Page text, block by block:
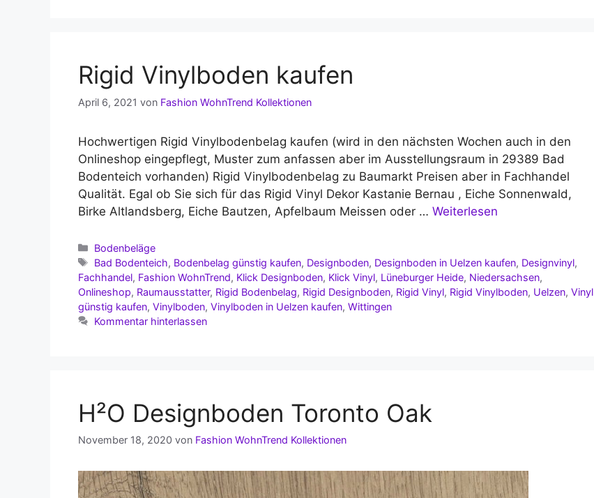
Rigid Vinylboden kaufen
April 6, 2021 von Fashion WohnTrend Kollektionen
Hochwertigen Rigid Vinylbodenbelag kaufen (wird in den nächsten Wochen auch in den
Onlineshop eingepflegt, Muster zum anfassen aber im Ausstellungsraum in 29389 Bad
Bodenteich vorhanden) Rigid Vinylbodenbelag zu Baumarkt Preisen aber in Fachhandel
Qualität. Egal ob Sie sich für das Rigid Vinyl Dekor Kastanie Bernau , Eiche Sonnenwald,
Birke Altlandsberg, Eiche Bautzen, Apfelbaum Meissen oder … Weiterlesen
Kategorien
Bodenbeläge
Schlagwörter
Bad Bodenteich, Bodenbelag günstig kaufen, Designboden, Designboden in Uelzen kaufen, Designvinyl,
Fachhandel, Fashion WohnTrend, Klick Designboden, Klick Vinyl, Lüneburger Heide, Niedersachsen,
Onlineshop, Raumausstatter, Rigid Bodenbelag, Rigid Designboden, Rigid Vinyl, Rigid Vinylboden, Uelzen, Vinyl
günstig kaufen, Vinylboden, Vinylboden in Uelzen kaufen, Wittingen
Kommentar hinterlassen
H²O Designboden Toronto Oak
November 18, 2020 von Fashion WohnTrend Kollektionen